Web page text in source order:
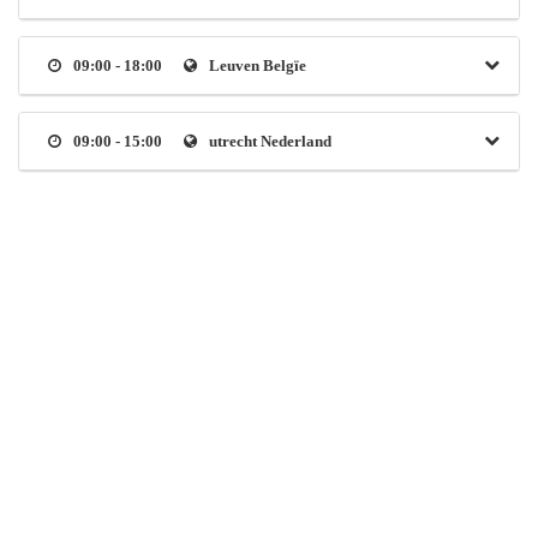
09:00 - 18:00 Leuven Belgïe
09:00 - 15:00 utrecht Nederland